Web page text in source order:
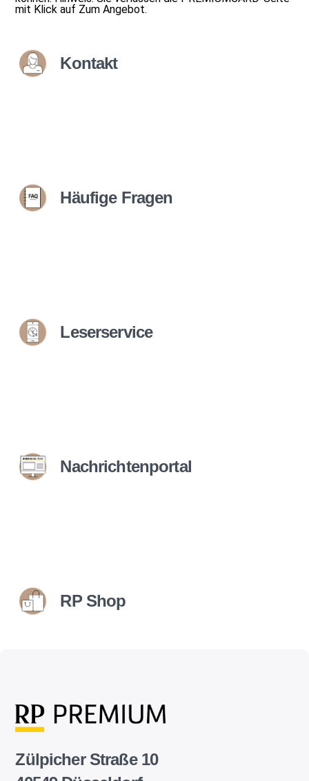
mit Klick auf Zum Angebot.
Kontakt
Häufige Fragen
Leserservice
Nachrichtenportal
RP Shop
Zülpicher Straße 10